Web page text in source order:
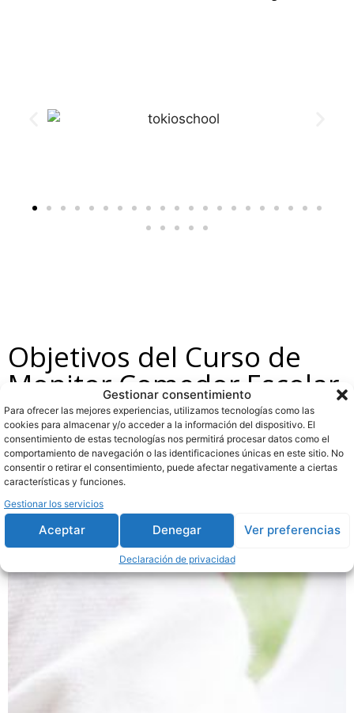
Gestionar consentimiento
Para ofrecer las mejores experiencias, utilizamos tecnologías como las
cookies para almacenar y/o acceder a la información del dispositivo. El
consentimiento de estas tecnologías nos permitirá procesar datos como el
comportamiento de navegación o las identificaciones únicas en este sitio. No
consentir o retirar el consentimiento, puede afectar negativamente a ciertas
características y funciones.
Gestionar los servicios
Aceptar Denegar Ver preferencias
Declaración de privacidad
Objetivos del Curso de
Monitor Comedor Escolar